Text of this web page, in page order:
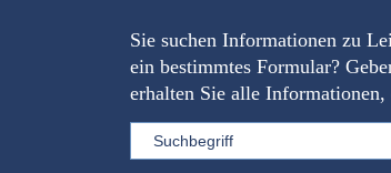
Sie suchen Informationen zu
ein bestimmtes Formular?
erhalten Sie alle Informationen,
Sword